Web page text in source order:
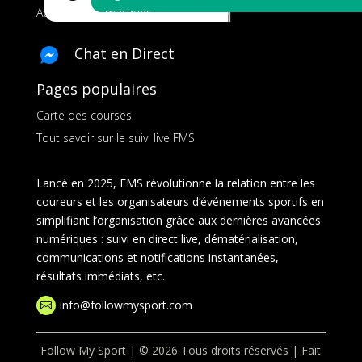
Ads pour les marques
Chat en Direct
Pages populaires
Carte des courses
Tout savoir sur le suivi live FMS
Lancé en 2025, FMS révolutionne la relation entre les
coureurs et les organisateurs d’événements sportifs en
simplifiant l’organisation grâce aux dernières avancées
numériques : suivi en direct live, dématérialisation,
communications et notifications instantanées,
résultats immédiats, etc..
 info@followmysport.com
Follow My Sport | © 2026 Tous droits réservés | Fait